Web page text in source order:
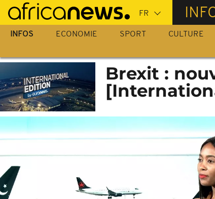
Passer
au
contenu
INFOS ECONOMIE SPORT CULTURE
Brexit :